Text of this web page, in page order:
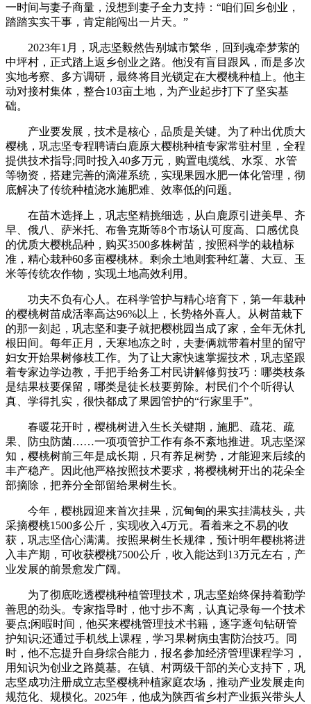
一时间与妻子商量，没想到妻子全力支持：“咱们回乡创业，
踏踏实实干事，肯定能闯出一片天。”
2023年1月，巩志坚毅然告别城市繁华，回到魂牵梦萦的
中坪村，正式踏上返乡创业之路。他没有盲目跟风，而是多次
实地考察、多方调研，最终将目光锁定在大樱桃种植上。他主
动对接村集体，整合103亩土地，为产业起步打下了坚实基
础。
产业要发展，技术是核心，品质是关键。为了种出优质大
樱桃，巩志坚专程聘请白鹿原大樱桃种植专家常驻村里，全程
提供技术指导;同时投入40多万元，购置电缆线、水泵、水管
等物资，搭建完善的滴灌系统，实现果园水肥一体化管理，彻
底解决了传统种植浇水施肥难、效率低的问题。
在苗木选择上，巩志坚精挑细选，从白鹿原引进美早、齐
早、俄八、萨米托、布鲁克斯等8个市场认可度高、口感优良
的优质大樱桃品种，购买3500多株树苗，按照科学的栽植标
准，精心栽种60多亩樱桃林。剩余土地则套种红薯、大豆、玉
米等传统农作物，实现土地高效利用。
功夫不负有心人。在科学管护与精心培育下，第一年栽种
的樱桃树苗成活率高达96%以上，长势格外喜人。从树苗栽下
的那一刻起，巩志坚和妻子就把樱桃园当成了家，全年无休扎
根田间。每年正月，天寒地冻之时，夫妻俩就带着村里的留守
妇女开始果树修枝工作。为了让大家快速掌握技术，巩志坚跟
着专家边学边教，手把手给务工村民讲解修剪技巧：哪类枝条
是结果枝要保留，哪类是徒长枝要剪除。村民们个个听得认
真、学得扎实，很快都成了果园管护的“行家里手”。
春暖花开时，樱桃树进入生长关键期，施肥、疏花、疏
果、防虫防菌……一项项管护工作有条不紊地推进。巩志坚深
知，樱桃树前三年是成长期，只有养足树势，才能迎来后续的
丰产稳产。因此他严格按照技术要求，将樱桃树开出的花朵全
部摘除，把养分全部留给果树生长。
今年，樱桃园迎来首次挂果，沉甸甸的果实挂满枝头，共
采摘樱桃1500多公斤，实现收入4万元。看着来之不易的收
获，巩志坚信心满满。按照果树生长规律，预计明年樱桃将进
入丰产期，可收获樱桃7500公斤，收入能达到13万元左右，产
业发展的前景愈发广阔。
为了彻底吃透樱桃种植管理技术，巩志坚始终保持着勤学
善思的劲头。专家指导时，他寸步不离，认真记录每一个技术
要点;闲暇时间，他买来樱桃管理技术书籍，逐字逐句钻研管
护知识;还通过手机线上课程，学习果树病虫害防治技巧。同
时，他不忘提升自身综合能力，报名参加经济管理课程学习，
用知识为创业之路奠基。在镇、村两级干部的关心支持下，巩
志坚成功注册成立志坚樱桃种植家庭农场，推动产业发展走向
规范化、规模化。2025年，他成为陕西省乡村产业振兴带头人